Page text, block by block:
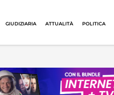
GIUDIZIARIA ATTUALITÀ POLITICA